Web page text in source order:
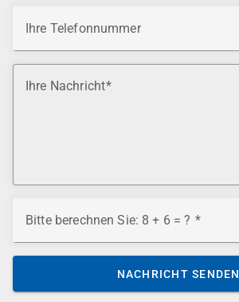
Ihre Telefonnummer
Ihre Nachricht
Bitte berechnen Sie: 8 + 6 = ?
NACHRICHT SENDEN